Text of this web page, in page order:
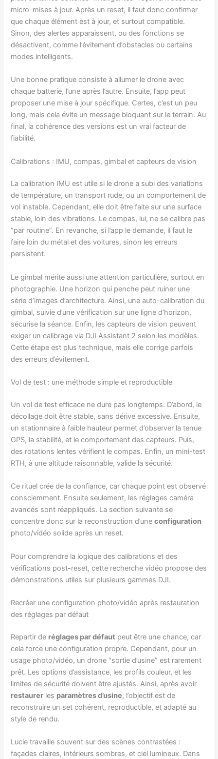
micro-mises à jour. Après un reset, il faut donc confirmer
que chaque élément est à jour, et surtout compatible.
Sinon, des alertes apparaissent, ou des fonctions se
désactivent, comme l’évitement d’obstacles ou certains
modes intelligents.
Une bonne pratique consiste à allumer le drone avec
chaque batterie, l’une après l’autre. Ensuite, l’app peut
proposer une mise à jour spécifique. Certes, c’est un peu
long, mais cela évite un message bloquant sur le terrain. Au
final, la cohérence des versions est un vrai facteur de
fiabilité.
Calibrations : IMU, compas, gimbal et capteurs de vision
La calibration IMU est utile si le drone a subi des variations
de température, un transport rude, ou un comportement de
vol instable. Cependant, elle doit être faite sur une surface
stable, loin des vibrations. Le compas, lui, ne se calibre pas
“par routine”. En revanche, si l’app le demande, il faut le
faire loin du métal et des voitures, sinon les erreurs
persistent.
Le gimbal mérite aussi une attention particulière, surtout en
photographie. Une horizon qui penche peut ruiner une
série d’images d’architecture. Ainsi, une auto-calibration du
gimbal, suivie d’une vérification sur une ligne d’horizon,
sécurise la séance. Enfin, les capteurs de vision peuvent
exiger un calibrage via DJI Assistant 2 selon les modèles.
Cette étape est plus technique, mais elle corrige parfois
des erreurs d’évitement.
Vol de test : une méthode simple et reproductible
Un vol de test efficace ne dure pas longtemps. D’abord, le
décollage doit être stable, sans dérive excessive. Ensuite,
un stationnaire à faible hauteur permet d’observer la tenue
GPS, la stabilité, et le comportement des capteurs. Puis,
des rotations lentes vérifient le compas. Enfin, un mini-test
RTH, à une altitude raisonnable, valide la sécurité.
Ce rituel crée de la confiance, car chaque point est observé
consciemment. Ensuite seulement, les réglages caméra
avancés sont réappliqués. La section suivante se
concentre donc sur la reconstruction d’uneconfiguration
photo/vidéo solide après un reset.
Pour comprendre la logique des calibrations et des
vérifications post-reset, cette recherche vidéo propose des
démonstrations utiles sur plusieurs gammes DJI.
Recréer une configuration photo/vidéo après restauration
des réglages par défaut
Repartir de réglages par défaut peut être une chance, car
cela force une configuration propre. Cependant, pour un
usage photo/vidéo, un drone “sortie d’usine” est rarement
prêt. Les options d’assistance, les profils couleur, et les
limites de sécurité doivent être ajustés. Ainsi, après avoir
restaurer les paramètres d’usine, l’objectif est de
reconstruire un set cohérent, reproductible, et adapté au
style de rendu.
Lucie travaille souvent sur des scènes contrastées :
façades claires, intérieurs sombres, et ciel lumineux. Dans